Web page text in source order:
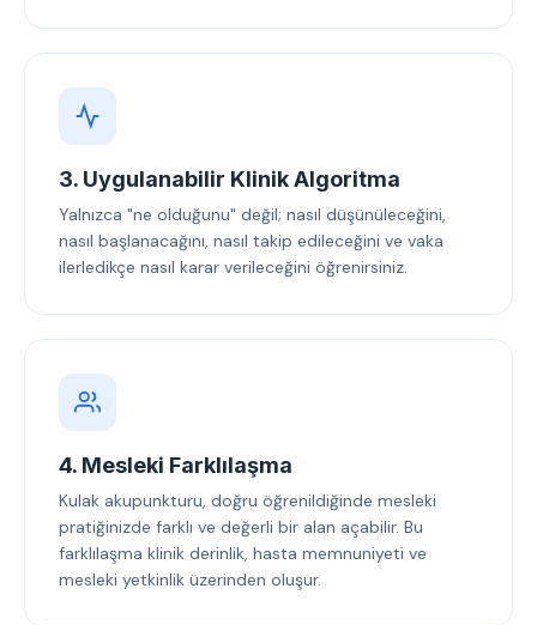
3. Uygulanabilir Klinik Algoritma
Yalnızca "ne olduğunu" değil; nasıl düşünüleceğini,
nasıl başlanacağını, nasıl takip edileceğini ve vaka
ilerledikçe nasıl karar verileceğini öğrenirsiniz.
4. Mesleki Farklılaşma
Kulak akupunkturu, doğru öğrenildiğinde mesleki
pratiğinizde farklı ve değerli bir alan açabilir. Bu
farklılaşma klinik derinlik, hasta memnuniyeti ve
mesleki yetkinlik üzerinden oluşur.